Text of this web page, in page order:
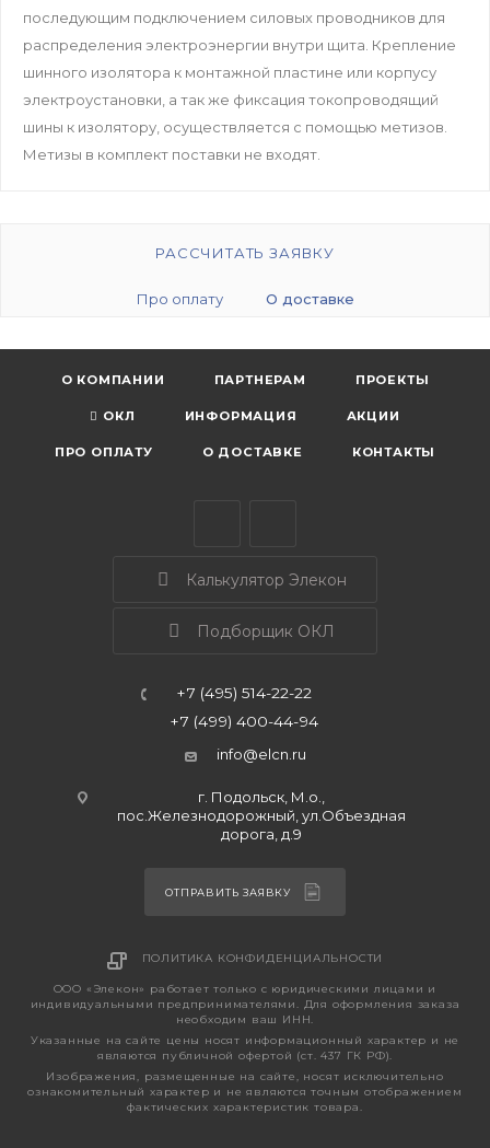
последующим подключением силовых проводников для
распределения электроэнергии внутри щита. Крепление
шинного изолятора к монтажной пластине или корпусу
электроустановки, а так же фиксация токопроводящий
шины к изолятору, осуществляется с помощью метизов.
Метизы в комплект поставки не входят.
РАССЧИТАТЬ ЗАЯВКУ
Про оплату О доставке
О КОМПАНИИ ПАРТНЕРАМ ПРОЕКТЫ
ОКЛ ИНФОРМАЦИЯ АКЦИИ
ПРО ОПЛАТУ О ДОСТАВКЕ КОНТАКТЫ
Калькулятор Элекон
Подборщик ОКЛ
+7 (495) 514-22-22
+7 (499) 400-44-94
info@elcn.ru
г. Подольск, М.о.,
пос.Железнодорожный, ул.Объездная
дорога, д.9
ОТПРАВИТЬ ЗАЯВКУ
ПОЛИТИКА КОНФИДЕНЦИАЛЬНОСТИ
ООО «Элекон» работает только с юридическими лицами и
индивидуальными предпринимателями. Для оформления заказа
необходим ваш ИНН.
Указанные на сайте цены носят информационный характер и не
являются публичной офертой (ст. 437 ГК РФ).
Изображения, размещенные на сайте, носят исключительно
ознакомительный характер и не являются точным отображением
фактических характеристик товара.